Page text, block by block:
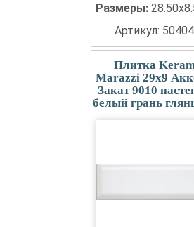
Размеры:
Артикул:
Плитка
Marazzi 29x9
Закат 9010
белый грань